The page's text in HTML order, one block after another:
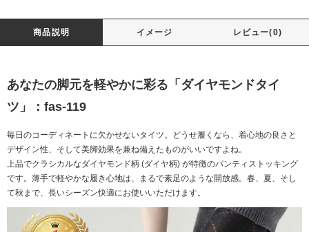
商品説明 イメージ レビュー(0)
あなたの脚元を軽やかに彩る「ダイヤモンドタイ
ツ」：fas-119
毎日のコーディネートに欠かせないタイツ。どうせ履くなら、着心地の良さと
デザイン性、そして美脚効果を兼ね備えたものがいいですよね。
上品でクラシカルなダイヤモンド柄 (ダイヤ柄) が特徴のパンティストッキング
です。薄手で軽やかな履き心地は、まるで素足のような開放感。春、夏、そし
て秋まで、長いシーズン快適にお使いいただけます。